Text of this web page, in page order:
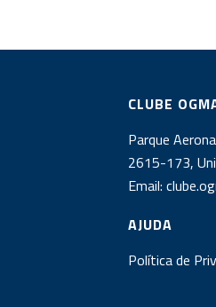
CLUBE
Parque
2615-173,
Email:
AJUDA
Política de